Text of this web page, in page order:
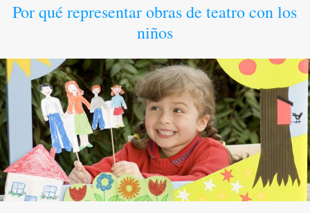
Por qué representar obras de teatro con los
niños